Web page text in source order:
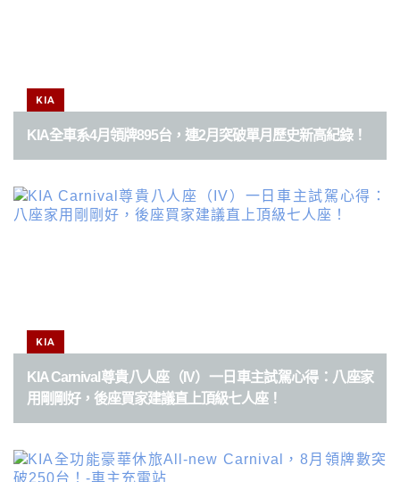
KIA
KIA全車系4月領牌895台，連2月突破單月歷史新高紀錄！
KIA
KIA Carnival尊貴八人座（IV）一日車主試駕心得：八座家
用剛剛好，後座買家建議直上頂級七人座！